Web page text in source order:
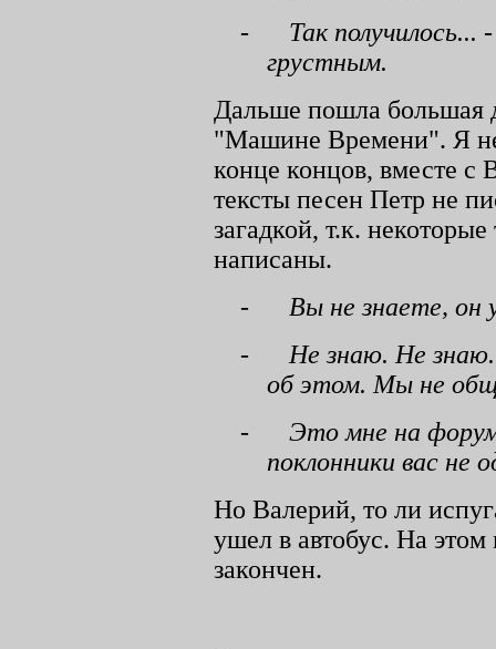
-
Так получилось...
грустным.
Дальше пошла большая
"Машине Времени". Я
конце концов, вместе
тексты песен Петр не
загадкой, т.к.
написаны.
-
Вы не знаете, он
-
Не знаю. Не
об этом. Мы не
-
Это мне на
поклонники вас не
Но Валерий, то ли
ушел в автобус. На
закончен.